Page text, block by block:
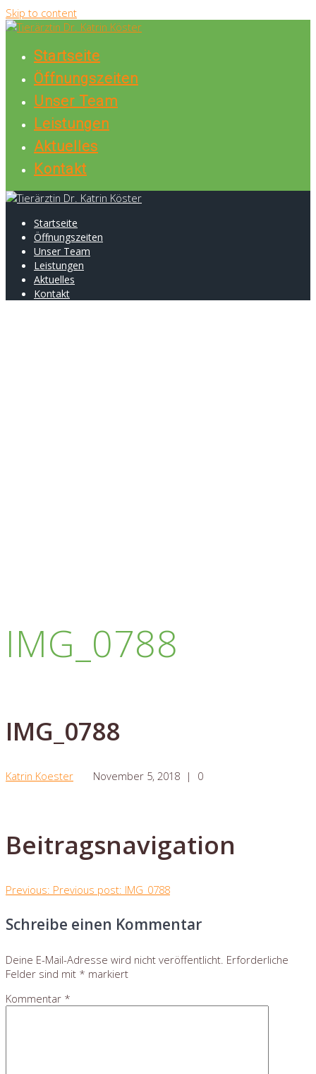
Skip to content
Startseite
Öffnungszeiten
Unser Team
Leistungen
Aktuelles
Kontakt
Startseite
Öffnungszeiten
Unser Team
Leistungen
Aktuelles
Kontakt
IMG_0788
IMG_0788
Katrin Koester November 5, 2018 | 0
Beitragsnavigation
Previous: Previous post: IMG_0788
Schreibe einen Kommentar
Deine E-Mail-Adresse wird nicht veröffentlicht. Erforderliche
Felder sind mit * markiert
Kommentar *